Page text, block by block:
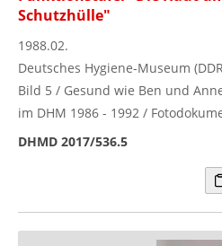
Schutzhülle"
1988.02.
Deutsches Hygiene-Museum
Bild 5 / Gesund wie Ben und
im DHM 1986 - 1992 /
DHMD 2017/536.5